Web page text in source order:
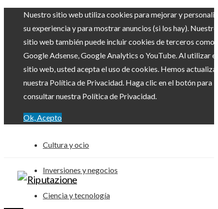
Nuestro sitio web utiliza cookies para mejorar y
su experiencia y para mostrar anuncios (si los hay). Nuestro
sitio web también puede incluir cookies de terceros como
Google Adsense, Google Analytics o YouTube. Al utilizar el
sitio web, usted acepta el uso de cookies. Hemos
nuestra Política de Privacidad. Haga clic en el botón para
consultar nuestra Política de Privacidad.
Ok, Acepto
Cultura y ocio
Inversiones y negocios
Ciencia y tecnología